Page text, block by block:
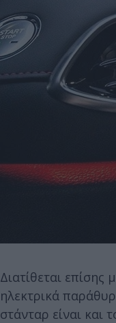
Διατίθεται
ηλεκτρικά
στάνταρ είναι και